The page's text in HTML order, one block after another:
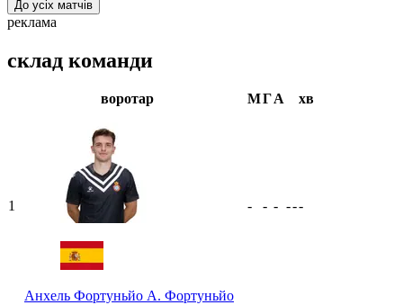
До усіх матчів
реклама
склад команди
воротар МГА хв
1
Анхель Фортуньйо А. Фортуньйо
- - - ---